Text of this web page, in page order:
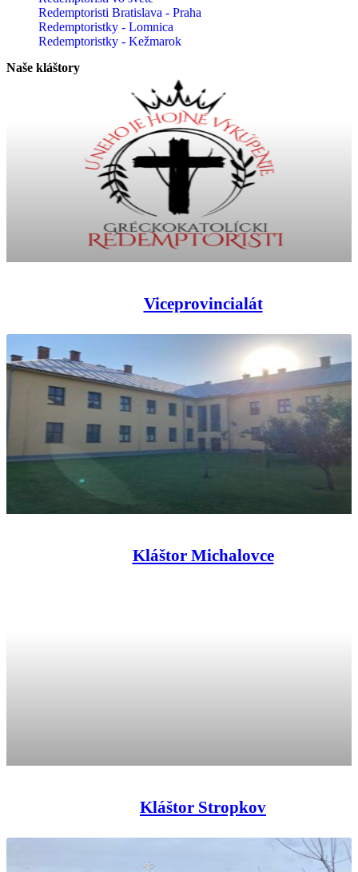
Redemptoristi Bratislava - Praha
Redemptoristky - Lomnica
Redemptoristky - Kežmarok
Naše kláštory
Viceprovincialát
Kláštor Michalovce
Kláštor Stropkov